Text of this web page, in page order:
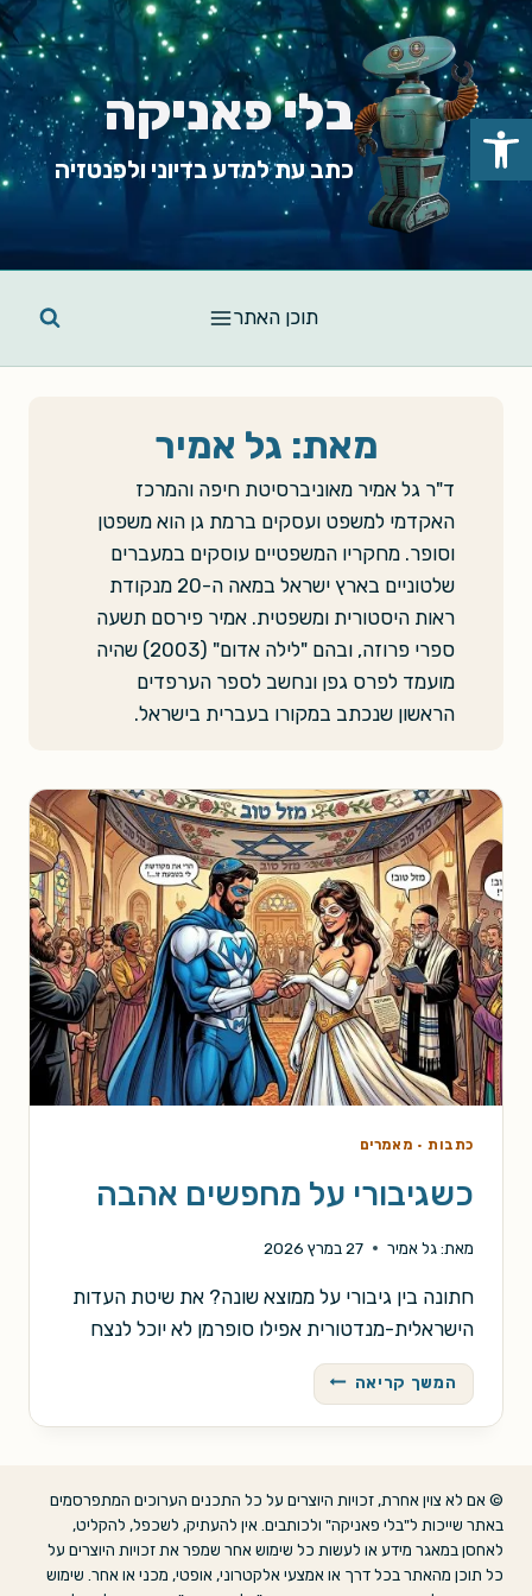
Skip
to
content
בלי פאניקה
כתב עת למדע בדיוני ולפנטזיה
תוכן האתר
מאת: גל אמיר
ד"ר גל אמיר מאוניברסיטת חיפה והמרכז
האקדמי למשפט ועסקים ברמת גן הוא משפטן
וסופר. מחקריו המשפטיים עוסקים במעברים
שלטוניים בארץ ישראל במאה ה-20 מנקודת
ראות היסטורית ומשפטית. אמיר פירסם תשעה
ספרי פרוזה, ובהם "לילה אדום" (2003) שהיה
מועמד לפרס גפן ונחשב לספר הערפדים
הראשון שנכתב במקורו בעברית בישראל.
כתבות· מאמרים
כשגיבורי על מחפשים אהבה
מאת:גל אמיר 27 במרץ 2026
חתונה בין גיבורי על ממוצא שונה? את שיטת העדות
הישראלית-מנדטורית אפילו סופרמן לא יוכל לנצח
המשך קריאה כשגיבורי
על
מחפשים
© אם לא צוין אחרת, זכויות היוצרים על כל התכנים הערוכים המתפרסמים
באתר שייכות ל"בלי פאניקה" ולכותבים. אין להעתיק, לשכפל, להקליט,
לאחסן במאגר מידע או לעשות כל שימוש אחר שמפר את זכויות היוצרים על
כל תוכן מהאתר בכל דרך או אמצעי אלקטרוני, אופטי, מכני או אחר. שימוש
פתח סרגל נגישות